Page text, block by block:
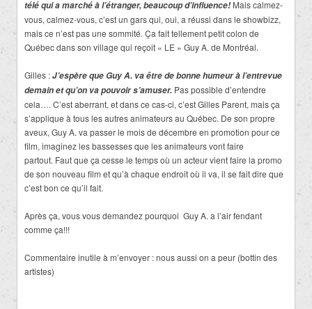
télé qui a marché à l’étranger, beaucoup d’influence!Mais calmez-
vous, calmez-vous, c’est un gars qui, oui, a réussi dans le showbizz,
mais ce n’est pas une sommité. Ça fait tellement petit colon de
Québec dans son village qui reçoit « LE » Guy A. de Montréal.
Gilles :J’espère que Guy A. va être de bonne humeur à l’entrevue
demain et qu’on va pouvoir s’amuser. Pas possible d’entendre
cela…. C’est aberrant, et dans ce cas-ci, c’est Gilles Parent, mais ça
s’applique à tous les autres animateurs au Québec. De son propre
aveux, Guy A. va passer le mois de décembre en promotion pour ce
film, imaginez les bassesses que les animateurs vont faire
partout. Faut que ça cesse le temps où un acteur vient faire la promo
de son nouveau film et qu’à chaque endroit où il va, il se fait dire que
c’est bon ce qu’il fait.
Après ça, vous vous demandez pourquoi Guy A. a l’air fendant
comme ça!!!
Commentaire inutile à m’envoyer : nous aussi on a peur (bottin des
artistes)